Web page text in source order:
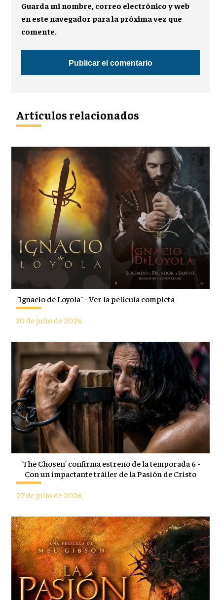
Guarda mi nombre, correo electrónico y web
en este navegador para la próxima vez que
comente.
Artículos relacionados
"Ignacio de Loyola" - Ver la película completa
30 de julio de 2026
'The Chosen' confirma estreno de la temporada 6 -
Con un impactante tráiler de la Pasión de Cristo
27 de julio de 2026